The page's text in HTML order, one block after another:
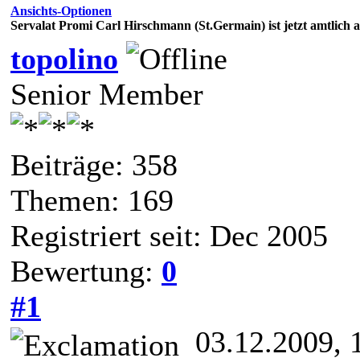
Ansichts-Optionen
Servalat Promi Carl Hirschmann (St.Germain) ist jetzt amtlich
topolino
Senior Member
Beiträge: 358
Themen: 169
Registriert seit: Dec 2005
Bewertung: 0
#1
03.12.2009,